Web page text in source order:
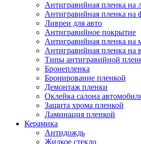
Антигравийная пленка на
Антигравийная пленка на
Ливреи для авто
Антигравийное покрытие
Антигравийная пленка на
Антигравийная пленка на
Типы антигравийной
Бронепленка
Бронирование пленкой
Демонтаж пленки
Оклейка салона
Защита хрома пленкой
Ламинация пленкой
Керамика
Антидождь
Жидкое стекло